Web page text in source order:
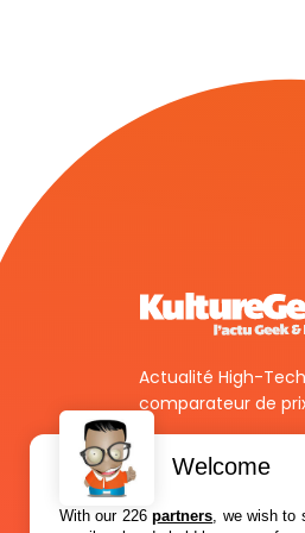
Actualité High-
comparateur de
Welcome
With our 226partners, we wish to